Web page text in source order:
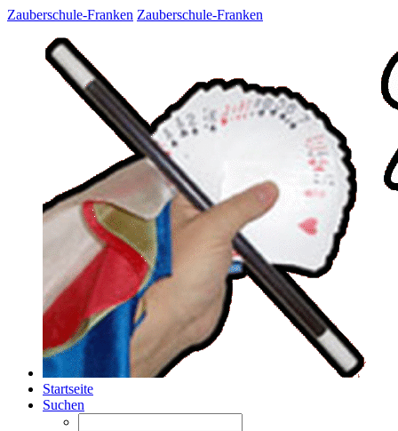
Zauberschule-Franken Zauberschule-Franken
Startseite
Suchen